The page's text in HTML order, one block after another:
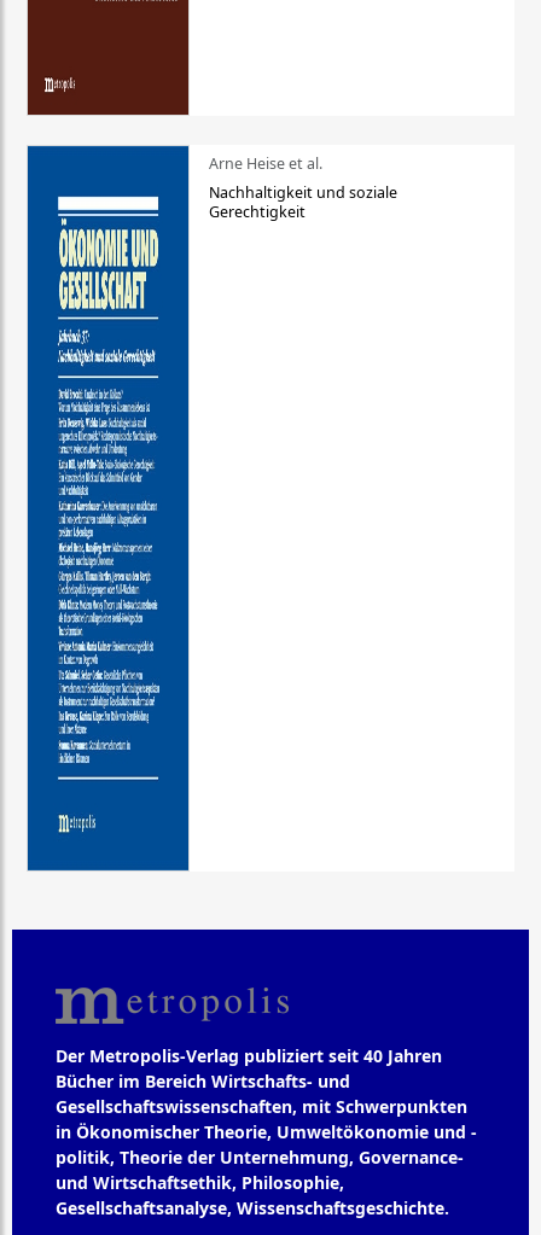
Arne Heise et al.
Nachhaltigkeit und soziale
Gerechtigkeit
Der Metropolis-Verlag publiziert seit 40 Jahren
Bücher im Bereich Wirtschafts- und
Gesellschaftswissenschaften, mit Schwerpunkten
in Ökonomischer Theorie, Umweltökonomie und -
politik, Theorie der Unternehmung, Governance-
und Wirtschaftsethik, Philosophie,
Gesellschaftsanalyse, Wissenschaftsgeschichte.